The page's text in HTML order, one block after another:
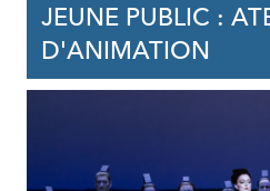
JEUNE PUBLIC :
D'ANIMATION